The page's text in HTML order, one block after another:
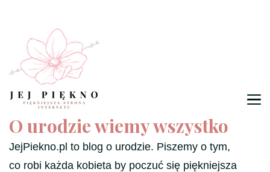
O urodzie wiemy wszystko
JejPiekno.pl to blog o urodzie. Piszemy o tym,
co robi każda kobieta by poczuć się piękniejsza